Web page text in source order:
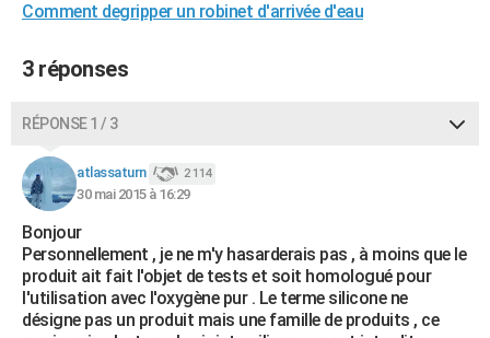
Carte de Noël
Carte Bonne année
Carte Saint-Valentin
Carte Pâques
Carte d'anniversaire
DICTIONNAIRE
Dictionnaire
Biographies
Citations
Expressions
Proverbes
PROGRAMME TV
COPAINS D'AVANT
S'inscrire
Se connecter
Lycées
Collèges
Primaires
Universités
Entreprises
Service militaire
Avis de recherche
AVIS DE DÉCÈS
FORUM
Bricolage
Lifestyle
Culture
Sport
Auto
Television
Voyage
Cinema
Comment degripper un robinet d'arrivée d'eau
3 réponses
RÉPONSE 1 / 3
atlassaturn 2 114
30 mai 2015 à 16:29
Bonjour
Personnellement , je ne m'y hasarderais pas , à moins que le
produit ait fait l'objet de tests et soit homologué pour
l'utilisation avec l'oxygène pur . Le terme silicone ne
désigne pas un produit mais une famille de produits , ce